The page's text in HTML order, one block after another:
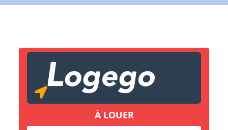
À LOUER
X Fermer
Copier lien